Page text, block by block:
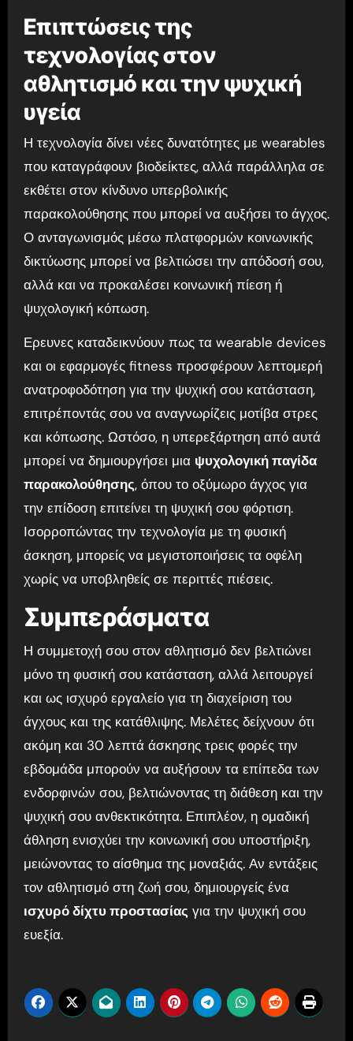
Επιπτώσεις της
τεχνολογίας στον
αθλητισμό και την ψυχική
υγεία
Η τεχνολογία δίνει νέες δυνατότητες με wearables
που καταγράφουν βιοδείκτες, αλλά παράλληλα σε
εκθέτει στον κίνδυνο υπερβολικής
παρακολούθησης που μπορεί να αυξήσει το άγχος.
Ο ανταγωνισμός μέσω πλατφορμών κοινωνικής
δικτύωσης μπορεί να βελτιώσει την απόδοσή σου,
αλλά και να προκαλέσει κοινωνική πίεση ή
ψυχολογική κόπωση.
Ερευνες καταδεικνύουν πως τα wearable devices
και οι εφαρμογές fitness προσφέρουν λεπτομερή
ανατροφοδότηση για την ψυχική σου κατάσταση,
επιτρέποντάς σου να αναγνωρίζεις μοτίβα στρες
και κόπωσης. Ωστόσο, η υπερεξάρτηση από αυτά
μπορεί να δημιουργήσει μια ψυχολογική παγίδα
παρακολούθησης, όπου το οξύμωρο άγχος για
την επίδοση επιτείνει τη ψυχική σου φόρτιση.
Ισορροπώντας την τεχνολογία με τη φυσική
άσκηση, μπορείς να μεγιστοποιήσεις τα οφέλη
χωρίς να υποβληθείς σε περιττές πιέσεις.
Συμπεράσματα
Η συμμετοχή σου στον αθλητισμό δεν βελτιώνει
μόνο τη φυσική σου κατάσταση, αλλά λειτουργεί
και ως ισχυρό εργαλείο για τη διαχείριση του
άγχους και της κατάθλιψης. Μελέτες δείχνουν ότι
ακόμη και 30 λεπτά άσκησης τρεις φορές την
εβδομάδα μπορούν να αυξήσουν τα επίπεδα των
ενδορφινών σου, βελτιώνοντας τη διάθεση και την
ψυχική σου ανθεκτικότητα. Επιπλέον, η ομαδική
άθληση ενισχύει την κοινωνική σου υποστήριξη,
μειώνοντας το αίσθημα της μοναξιάς. Αν εντάξεις
τον αθλητισμό στη ζωή σου, δημιουργείς ένα
ισχυρό δίχτυ προστασίας για την ψυχική σου
ευεξία.